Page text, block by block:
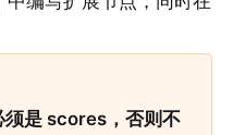
是 scores，否则不